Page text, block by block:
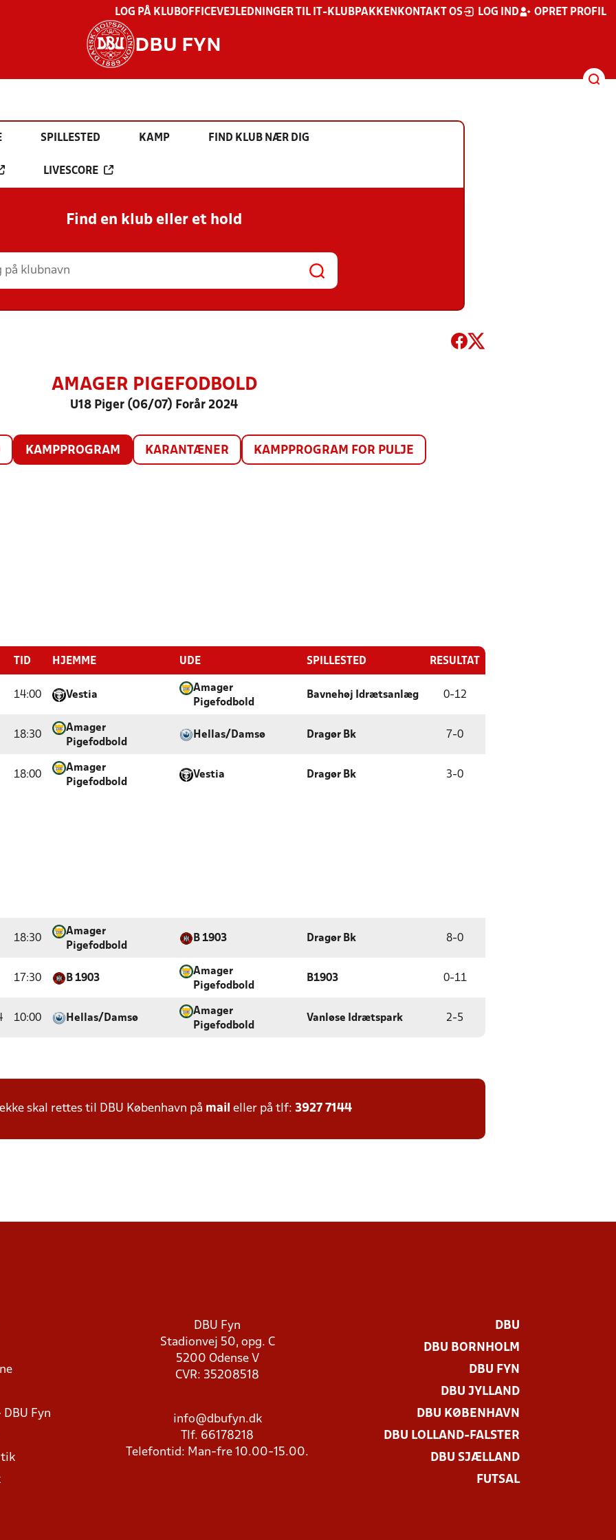
LOG PÅ KLUBOFFICEVEJLEDNINGER TIL IT-KLUBPAKKEN KONTAKT OS LOG IND OPRET PROFIL
DBU FYN
SPILLESTED KAMP FIND KLUB NÆR DIG
LIVESCORE
Find en klub eller et hold
AMAGER PIGEFODBOLD
U18 Piger (06/07) Forår 2024
KAMPPROGRAM KARANTÆNER KAMPPROGRAM FOR PULJE
TID HJEMME UDE SPILLESTED RESULTAT
14:00 Vestia
Amager
Pigefodbold
Bavnehøj Idrætsanlæg 0-12
18:30
Amager
Pigefodbold
Hellas/Damsø Dragør Bk 7 -0
18:00
Amager
Pigefodbold
Vestia Dragør Bk 3-0
18:30
Amager
Pigefodbold
B 1903 Dragør Bk 8-0
17:30 B 1903
Amager
Pigefodbold
B1903 0-11
10:00 Hellas/Damsø
Amager
Pigefodbold
Vanløse Idrætspark 2-5
skal rettes til DBU København på mail eller på tlf: 3927 7144
Fyn
DBU Fyn
Stadionvej 50, opg. C
5200 Odense V
CVR: 35208518
info@dbufyn.dk
Tlf. 66178218
Telefontid: Man-fre 10.00-15.00.
DBU
DBU BORNHOLM
DBU FYN
DBU JYLLAND
DBU KØBENHAVN
DBU LOLLAND-FALSTER
DBU SJÆLLAND
FUTSAL